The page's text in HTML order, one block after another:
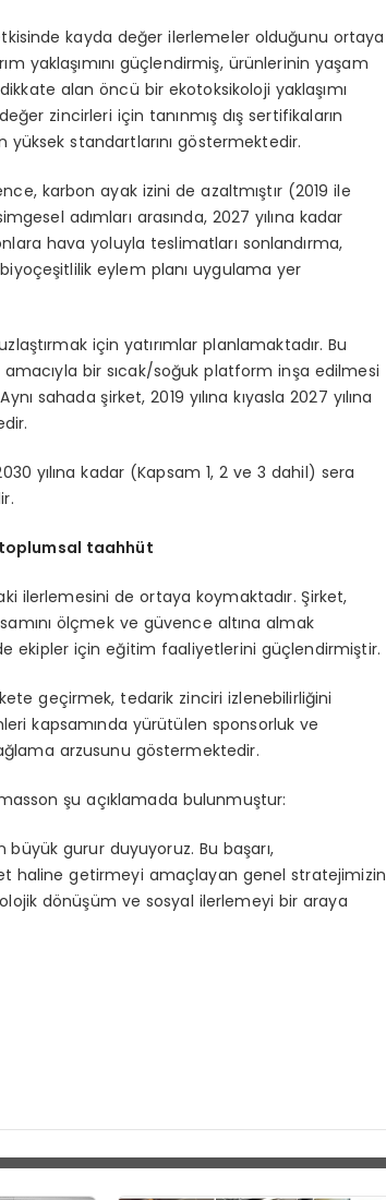
kayda değer ilerlemeler olduğunu ortaya
yaklaşımını güçlendirmiş, ürünlerinin yaşam
alan öncü bir ekotoksikoloji yaklaşımı
zincirleri için tanınmış dış sertifikaların
yüksek standartlarını göstermektedir.
karbon ayak izini de azaltmıştır (2019 ile
adımları arasında, 2027 yılına kadar
hava yoluyla teslimatları sonlandırma,
eylem planı uygulama yer
için yatırımlar planlamaktadır. Bu
amacıyla bir sıcak/soğuk platform inşa edilmesi
sahada şirket, 2019 yılına kıyasla 2027 yılına
yılına kadar (Kapsam 1, 2 ve 3 dahil) sera
toplumsal taahhüt
ilerlemesini de ortaya koymaktadır. Şirket,
ölçmek ve güvence altına almak
ekipler için eğitim faaliyetlerini güçlendirmiştir.
geçirmek, tedarik zinciri izlenebilirliğini
kapsamında yürütülen sponsorluk ve
arzusunu göstermektedir.
şu açıklamada bulunmuştur:
gurur duyuyoruz. Bu başarı,
haline getirmeyi amaçlayan genel stratejimizin
dönüşüm ve sosyal ilerlemeyi bir araya